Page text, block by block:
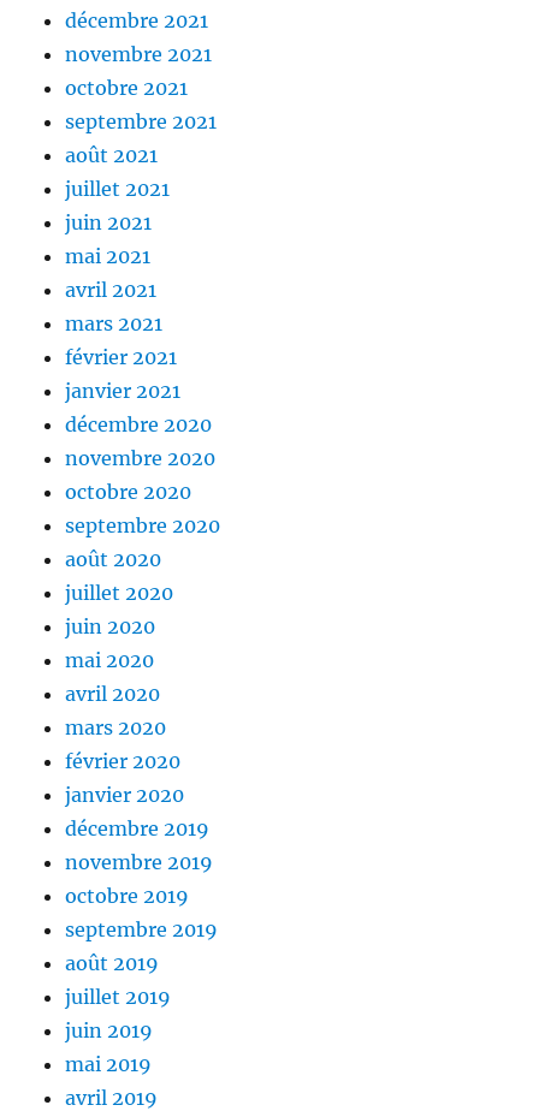
décembre 2021
novembre 2021
octobre 2021
septembre 2021
août 2021
juillet 2021
juin 2021
mai 2021
avril 2021
mars 2021
février 2021
janvier 2021
décembre 2020
novembre 2020
octobre 2020
septembre 2020
août 2020
juillet 2020
juin 2020
mai 2020
avril 2020
mars 2020
février 2020
janvier 2020
décembre 2019
novembre 2019
octobre 2019
septembre 2019
août 2019
juillet 2019
juin 2019
mai 2019
avril 2019